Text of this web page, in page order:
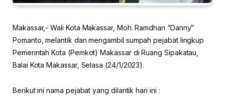
Makassar,- Wali Kota Makassar, Moh. Ramdhan “Danny”
Pomanto, melantik dan mengambil sumpah pejabat lingkup
Pemerintah Kota (Pemkot) Makassar di Ruang Sipakatau,
Balai Kota Makassar, Selasa (24/1/2023).
Berikut ini nama pejabat yang dilantik hari ini :